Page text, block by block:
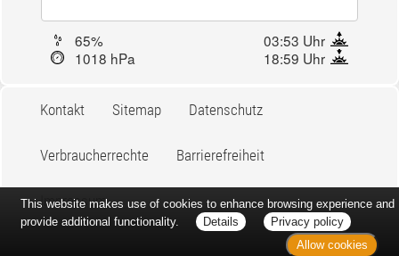
65%
03:53 Uhr
1018 hPa
18:59 Uhr
Kontakt Sitemap Datenschutz
Verbraucherrechte Barrierefreiheit
Impressum
This website makes use of cookies to enhance browsing experience and
provide additional functionality.
Details
Privacy policy
Allow cookies